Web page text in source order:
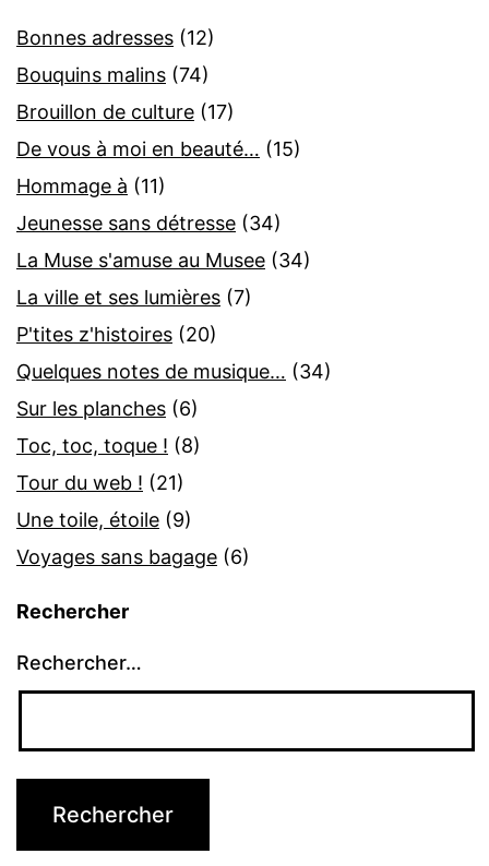
Bonnes adresses (12)
Bouquins malins (74)
Brouillon de culture (17)
De vous à moi en beauté… (15)
Hommage à (11)
Jeunesse sans détresse (34)
La Muse s'amuse au Musee (34)
La ville et ses lumières (7)
P'tites z'histoires (20)
Quelques notes de musique… (34)
Sur les planches (6)
Toc, toc, toque ! (8)
Tour du web ! (21)
Une toile, étoile (9)
Voyages sans bagage (6)
Rechercher
Rechercher…